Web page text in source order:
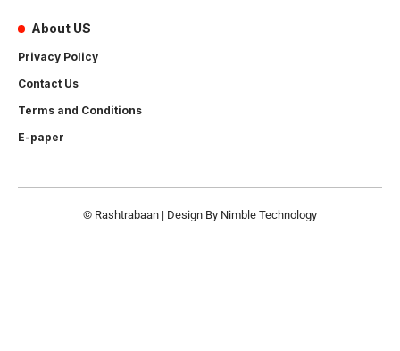
About US
Privacy Policy
Contact Us
Terms and Conditions
E-paper
© Rashtrabaan | Design By Nimble Technology